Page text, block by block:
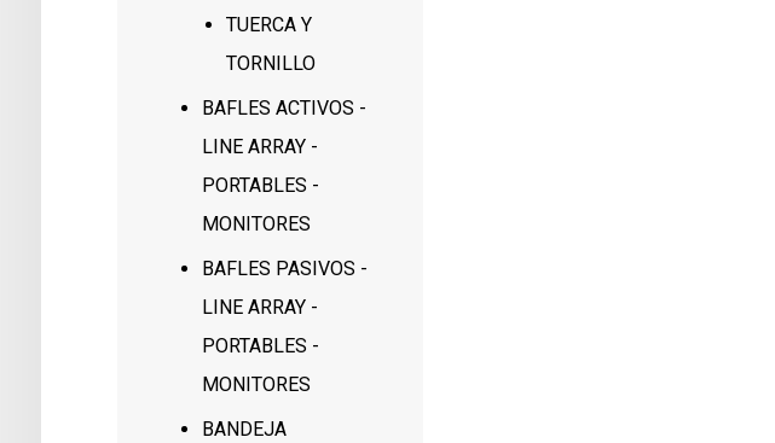
TUERCA Y
TORNILLO
BAFLES ACTIVOS -
LINE ARRAY -
PORTABLES -
MONITORES
BAFLES PASIVOS -
LINE ARRAY -
PORTABLES -
MONITORES
BANDEJA